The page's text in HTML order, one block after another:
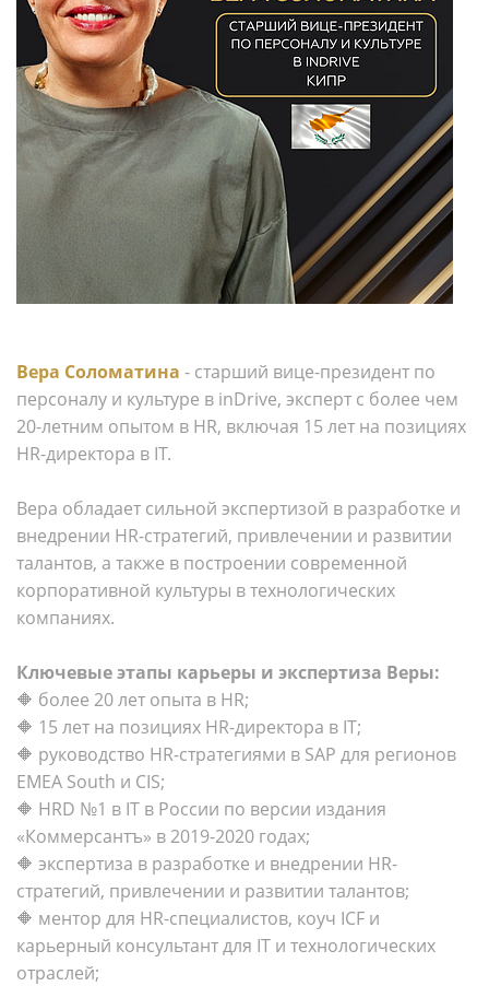
Вера Соломатина - старший вице-президент по
персоналу и культуре в inDrive, эксперт с более чем
20-летним опытом в HR, включая 15 лет на позициях
HR-директора в IT.
Вера обладает сильной экспертизой в разработке и
внедрении HR-стратегий, привлечении и развитии
талантов, а также в построении современной
корпоративной культуры в технологических
компаниях.
Ключевые этапы карьеры и экспертиза Веры:
🔶 более 20 лет опыта в HR;
🔶 15 лет на позициях HR-директора в IT;
🔶 руководство HR-стратегиями в SAP для регионов
EMEA South и CIS;
🔶 HRD №1 в IT в России по версии издания
«Коммерсантъ» в 2019-2020 годах;
🔶 экспертиза в разработке и внедрении HR-
стратегий, привлечении и развитии талантов;
🔶 ментор для HR-специалистов, коуч ICF и
карьерный консультант для IT и технологических
отраслей;